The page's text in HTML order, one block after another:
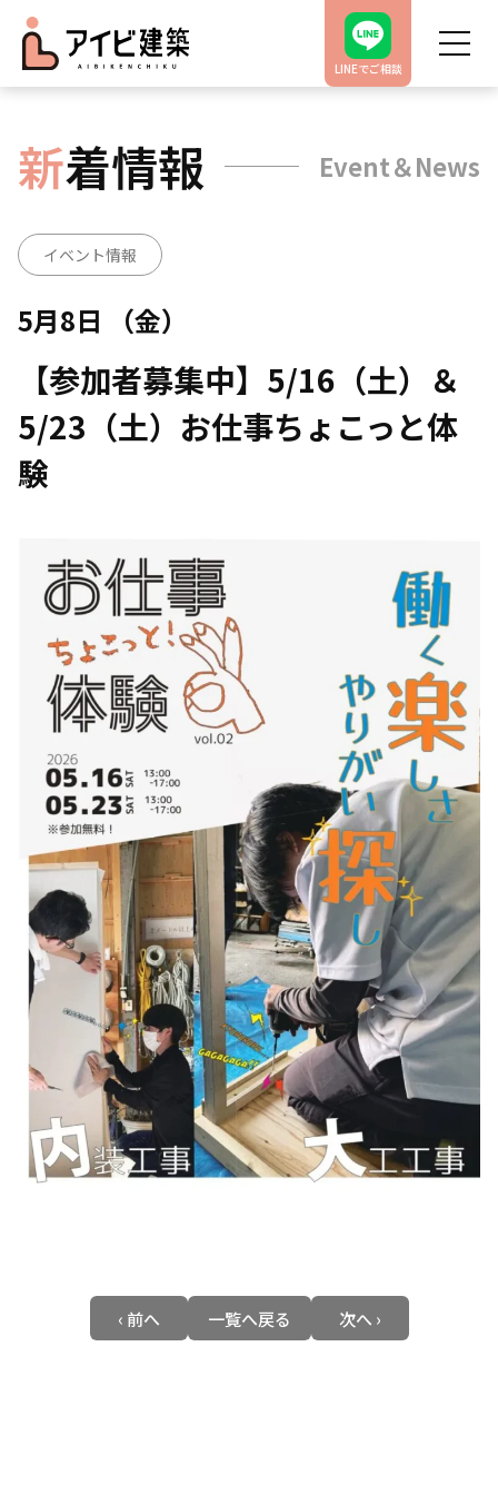
LINEでご相談
新着情報 Event＆News
イベント情報
5月8日 （金）
【参加者募集中】5/16（土）＆
5/23（土）お仕事ちょこっと体
験
‹ 前へ 一覧へ戻る 次へ ›